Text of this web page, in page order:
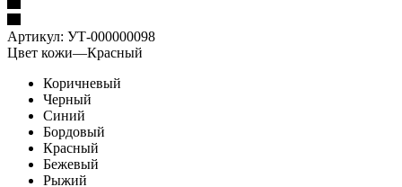
Артикул: УТ-000000098
Цвет кожи—Красный
Коричневый
Черный
Синий
Бордовый
Красный
Бежевый
Рыжий